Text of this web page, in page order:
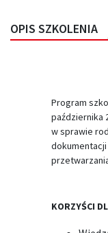
OPIS SZKOLENIA
Program
października
w sprawie
KORZYŚCI